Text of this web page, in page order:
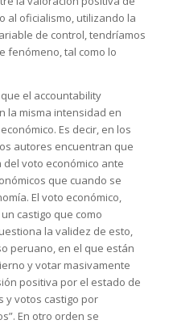
al oficialismo, utilizando la
de control, tendríamos
fenómeno, tal como lo
el accountability
la misma intensidad en
Es decir, en los
autores encuentran que
voto económico ante
que cuando se
El voto económico,
castigo que como
la validez de esto,
peruano, en el que están
y votar masivamente
positiva por el estado de
y votos castigo por
En otro orden se